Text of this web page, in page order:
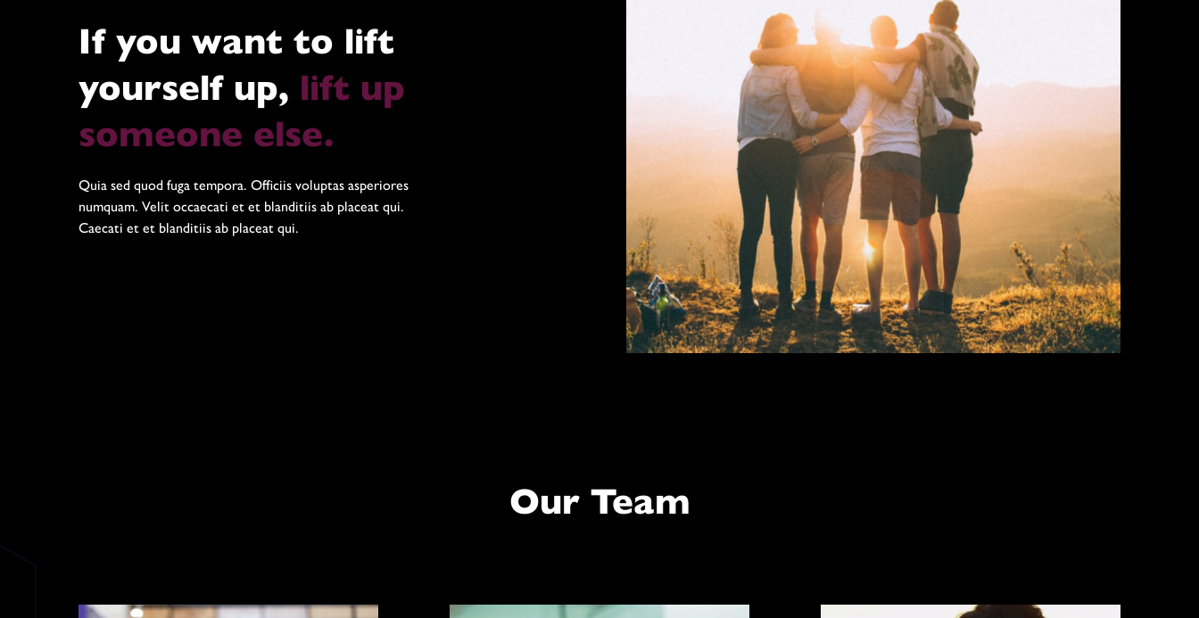
If you want to lift
yourself up, lift up
someone else.
Quia sed quod fuga tempora. Officiis voluptas asperiores
numquam. Velit occaecati et et blanditiis ab placeat qui.
Caecati et et blanditiis ab placeat qui.
Our Team